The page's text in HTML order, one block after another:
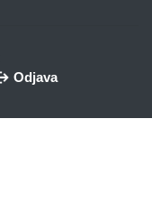
Odjava